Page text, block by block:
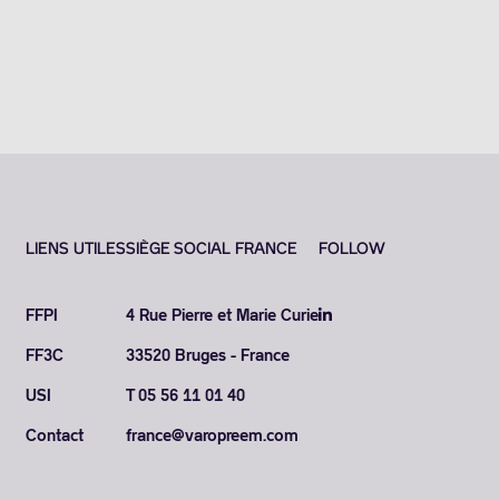
LIENS UTILES
FFPI
FF3C
USI
Contact
SIÈGE SOCIAL FRANCE
4 Rue Pierre et Marie Curie
33520 Bruges - France
T 05 56 11 01 40
france@varopreem.com
FOLLOW